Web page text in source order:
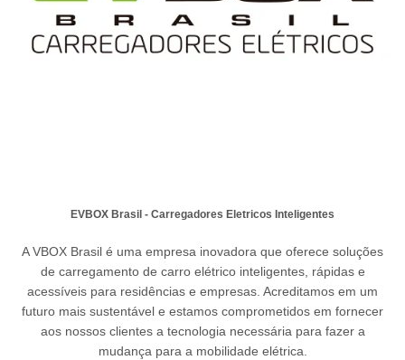
EVBOX Brasil - Carregadores Eletricos Inteligentes
A VBOX Brasil é uma empresa inovadora que oferece soluções
de carregamento de carro elétrico inteligentes, rápidas e
acessíveis para residências e empresas. Acreditamos em um
futuro mais sustentável e estamos comprometidos em fornecer
aos nossos clientes a tecnologia necessária para fazer a
mudança para a mobilidade elétrica.